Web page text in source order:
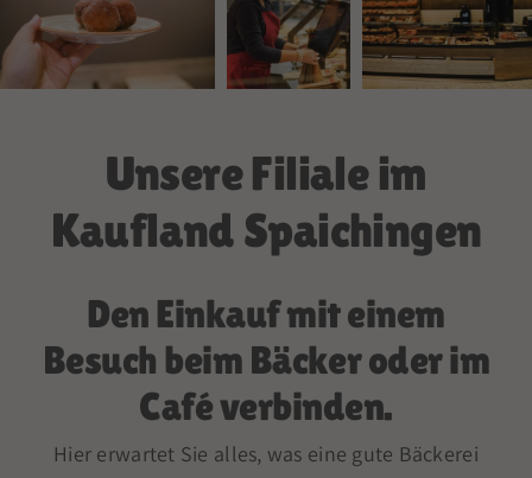
Unsere Filiale im
Kaufland Spaichingen
Den Einkauf mit einem
Besuch beim Bäcker oder im
Café verbinden.
Hier erwartet Sie alles, was eine gute Bäckerei